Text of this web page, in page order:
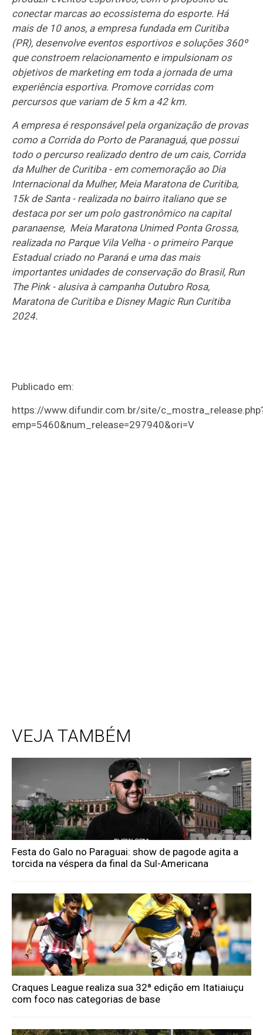
conectar marcas ao ecossistema do esporte. Há
mais de 10 anos, a empresa fundada em Curitiba
(PR), desenvolve eventos esportivos e soluções 360º
que constroem relacionamento e impulsionam os
objetivos de marketing em toda a jornada de uma
experiência esportiva. Promove corridas com
percursos que variam de 5 km a 42 km.
A empresa é responsável pela organização de provas
como a Corrida do Porto de Paranaguá, que possui
todo o percurso realizado dentro de um cais, Corrida
da Mulher de Curitiba - em comemoração ao Dia
Internacional da Mulher, Meia Maratona de Curitiba,
15k de Santa - realizada no bairro italiano que se
destaca por ser um polo gastronômico na capital
paranaense, Meia Maratona Unimed Ponta Grossa,
realizada no Parque Vila Velha - o primeiro Parque
Estadual criado no Paraná e uma das mais
importantes unidades de conservação do Brasil, Run
The Pink - alusiva à campanha Outubro Rosa,
Maratona de Curitiba e Disney Magic Run Curitiba
2024.
Publicado em:
https://www.difundir.com.br/site/
emp=5460&num_release=297940&ori=V
VEJA TAMBÉM
Festa do Galo no Paraguai: show de pagode agita a
torcida na véspera da final da Sul-Americana
Craques League realiza sua 32ª edição em Itatiaiuçu
com foco nas categorias de base